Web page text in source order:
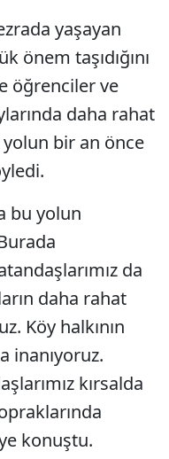
yaşayan
önem taşıdığını
öğrenciler ve
daha rahat
bir an önce
bu yolun
da
daha rahat
Köy halkının
inanıyoruz.
kırsalda
konuştu.